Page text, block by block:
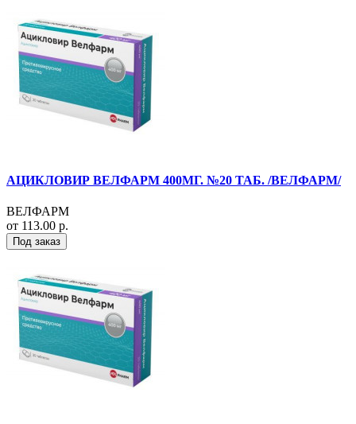
АЦИКЛОВИР ВЕЛФАРМ 400МГ. №20 ТАБ. /ВЕЛФАРМ/
ВЕЛФАРМ
от 113.00 р.
Под заказ